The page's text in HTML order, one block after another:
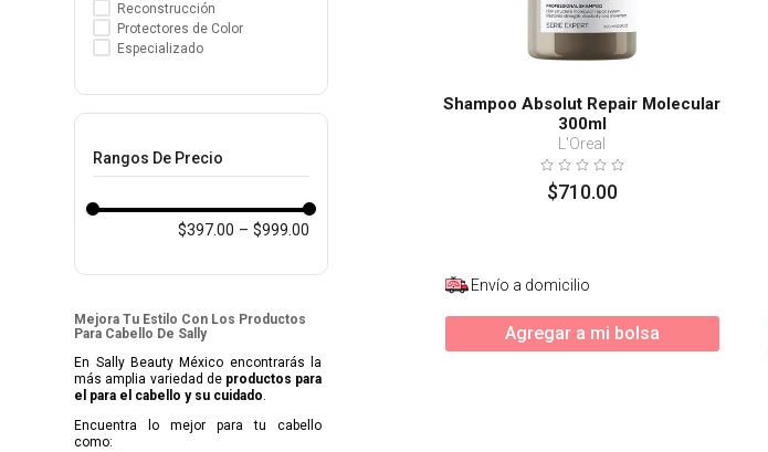
Reconstrucción
Protectores de Color
Especializado
Rangos De Precio
$397.00 – $999.00
Mejora Tu Estilo Con Los Productos
Para Cabello De Sally
En Sally Beauty México encontrarás la
más amplia variedad de productos para
el para el cabello y su cuidado.
Encuentra lo mejor para tu cabello
como:
Shampoo Absolut Repair Molecular
300ml
L'Oreal
$710.00
Envío a domicilio
Agregar a mi bolsa